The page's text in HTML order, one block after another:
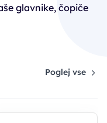
glavnike, čopiče
Poglej vse